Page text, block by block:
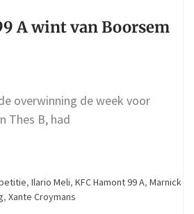
A wint van Boorsem
overwinning de week voor
Thes B, had
, Ilario Meli, KFC Hamont 99 A, Marnick
, Xante Croymans